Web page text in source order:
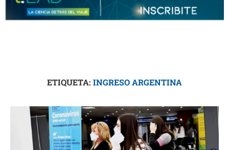
ETIQUETA: INGRESO ARGENTINA